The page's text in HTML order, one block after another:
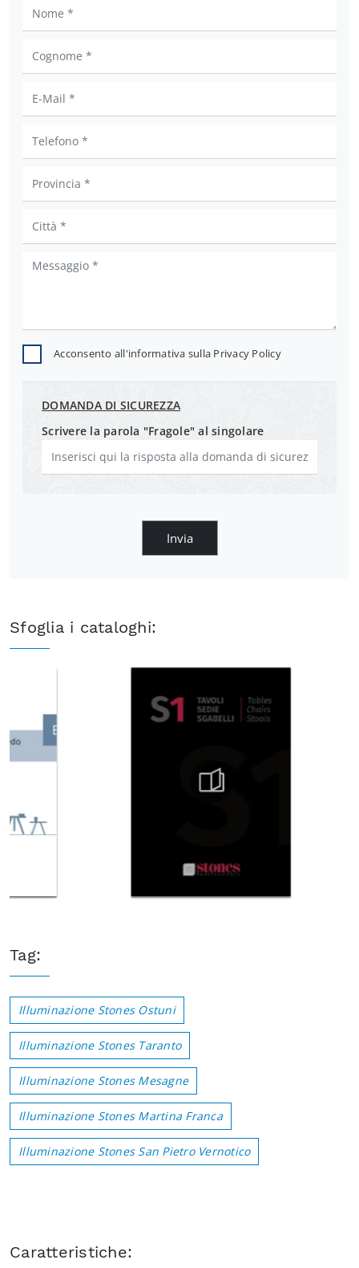
Acconsento all'informativa sulla Privacy Policy
DOMANDA DI SICUREZZA
Scrivere la parola "Fragole" al singolare
Invia
Sfoglia i cataloghi:
Tag:
Illuminazione Stones Ostuni
Illuminazione Stones Taranto
Illuminazione Stones Mesagne
Illuminazione Stones Martina Franca
Illuminazione Stones San Pietro Vernotico
Caratteristiche: